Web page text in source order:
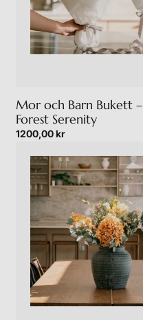
Mor och Barn Bukett –
Forest Serenity
1200,00kr